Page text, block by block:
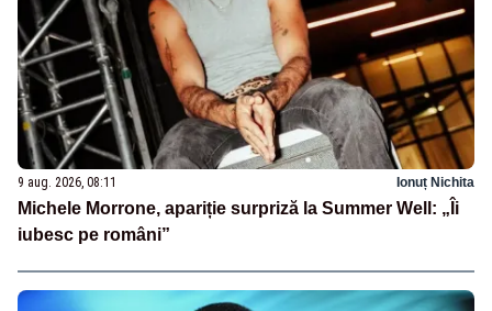
9 aug. 2026, 08:11 Ionuț Nichita
Michele Morrone, apariție surpriză la Summer Well: „Îi
iubesc pe români”